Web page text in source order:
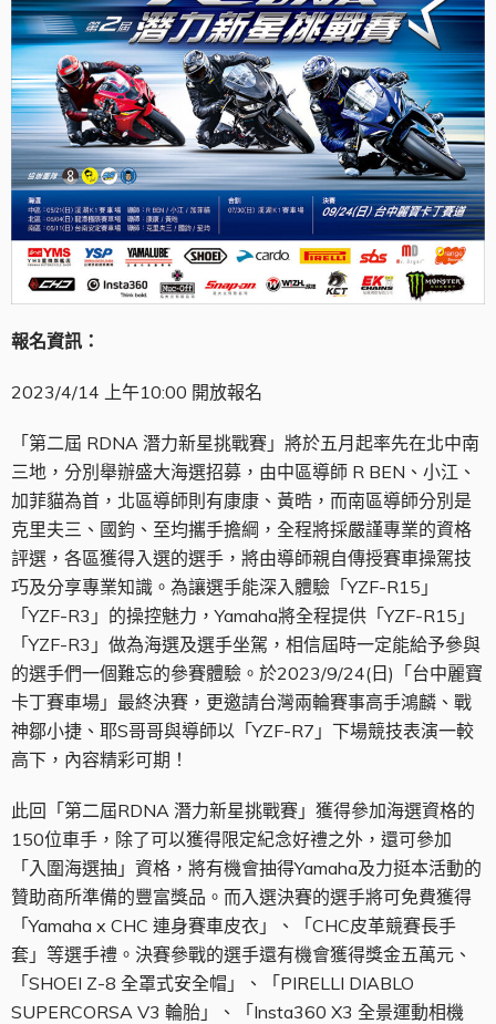
報名資訊：
2023/4/14 上午10:00 開放報名
「第二屆 RDNA 潛力新星挑戰賽」將於五月起率先在北中南
三地，分別舉辦盛大海選招募，由中區導師 R BEN、小江、
加菲貓為首，北區導師則有康康、黃晧，而南區導師分別是
克里夫三、國鈞、至均攜手擔綱，全程將採嚴謹專業的資格
評選，各區獲得入選的選手，將由導師親自傳授賽車操駕技
巧及分享專業知識。為讓選手能深入體驗「YZF-R15」
「YZF-R3」的操控魅力，Yamaha將全程提供「YZF-R15」
「YZF-R3」做為海選及選手坐駕，相信屆時一定能給予參與
的選手們一個難忘的參賽體驗。於2023/9/24(日)「台中麗寶
卡丁賽車場」最終決賽，更邀請台灣兩輪賽事高手鴻麟、戰
神鄒小捷、耶S哥哥與導師以「YZF-R7」下場競技表演一較
高下，內容精彩可期！
此回「第二屆RDNA 潛力新星挑戰賽」獲得參加海選資格的
150位車手，除了可以獲得限定紀念好禮之外，還可參加
「入圍海選抽」資格，將有機會抽得Yamaha及力挺本活動的
贊助商所準備的豐富獎品。而入選決賽的選手將可免費獲得
「Yamaha x CHC 連身賽車皮衣」、「CHC皮革競賽長手
套」等選手禮。決賽參戰的選手還有機會獲得獎金五萬元、
「SHOEI Z-8 全罩式安全帽」、「PIRELLI DIABLO
SUPERCORSA V3 輪胎」、「Insta360 X3 全景運動相機